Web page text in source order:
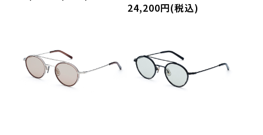
24,200円(税込)